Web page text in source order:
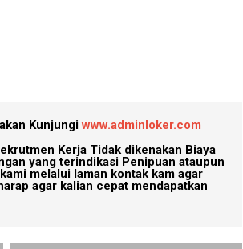
Kunjungi www.adminloker.com
Kerja Tidak dikenakan Biaya
yang terindikasi Penipuan ataupun
melalui laman kontak kam agar
agar kalian cepat mendapatkan